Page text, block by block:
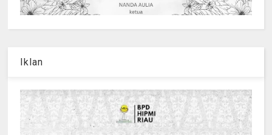
Iklan